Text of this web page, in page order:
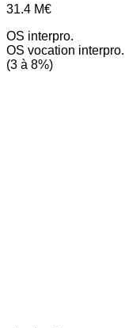
31.4 M€
OS interpro.
OS vocation interpro.
(3 à 8%)